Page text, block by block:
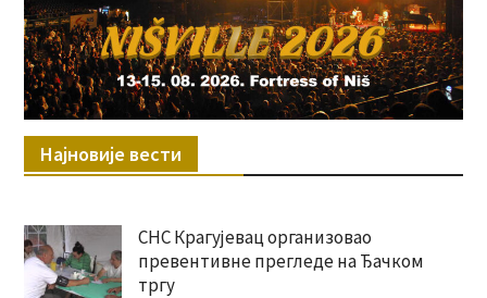
Најновије вести
СНС Крагујевац организовао
превентивне прегледе на Ђачком
тргу